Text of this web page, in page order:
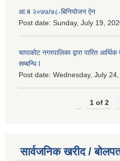
आ.ब २०७७/७८-बिनियोजन ऐन
Post date: Sunday, July 19,
चापाकोट नगरपालिका द्वारा पारित
सम्बन्धि I
Post date: Wednesday, July
1 of 2
सार्वजनिक खरीद /